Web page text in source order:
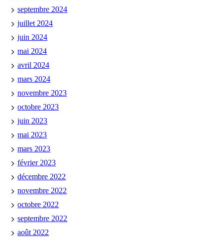
septembre 2024
juillet 2024
juin 2024
mai 2024
avril 2024
mars 2024
novembre 2023
octobre 2023
juin 2023
mai 2023
mars 2023
février 2023
décembre 2022
novembre 2022
octobre 2022
septembre 2022
août 2022